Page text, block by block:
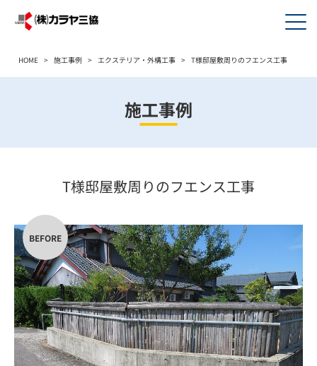
HOME > 施工事例 > エクステリア・外構工事 > T様邸屋敷周りのフエンス工事
施工事例
T様邸屋敷周りのフエンス工事
BEFORE